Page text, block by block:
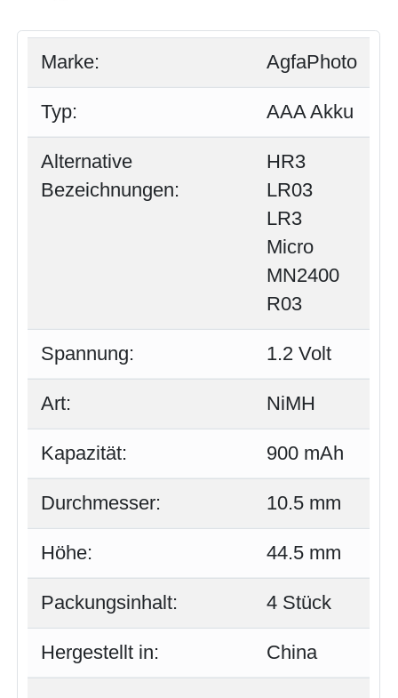
Marke: AgfaPhoto
Typ: AAA Akku
Alternative
Bezeichnungen:
HR3
LR03
LR3
Micro
MN2400
R03
Spannung: 1.2 Volt
Art: NiMH
Kapazität: 900 mAh
Durchmesser: 10.5 mm
Höhe: 44.5 mm
Packungsinhalt: 4 Stück
Hergestellt in: China